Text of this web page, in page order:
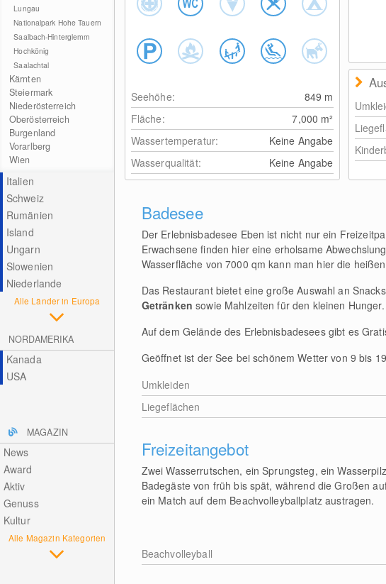
Lungau
Nationalpark Hohe Tauern
Saalbach-Hinterglemm
Hochkönig
Saalachtal
Kärnten
Steiermark
Niederösterreich
Oberösterreich
Burgenland
Vorarlberg
Wien
Italien
Schweiz
Rumänien
Island
Ungarn
Slowenien
Niederlande
Alle Länder in Europa
NORDAMERIKA
Kanada
USA
MAGAZIN
News
Award
Aktiv
Genuss
Kultur
Alle Magazin Kategorien
Seehöhe: 849 m
Fläche:
7,000 m²
Wassertemperatur:
Keine Angabe
Wasserqualität:
Keine Angabe
Badesee
Der Erlebnisbadesee Eben ist nicht nur ein
Erwachsene finden hier eine erholsame
Wasserfläche von 7000 qm kann man hier die
Das Restaurant bietet eine große Auswahl an
Getränken sowie Mahlzeiten für den kleinen Hunger.
Auf dem Gelände des Erlebnisbadesees gibt es
Geöffnet ist der See bei schönem Wetter von 9 bis
Umkleiden
Liegeflächen
Freizeitangebot
Zwei Wasserrutschen, ein Sprungsteg, ein
Badegäste von früh bis spät, während die Großen
ein Match auf dem Beachvolleyballplatz austragen.
Beachvolleyball